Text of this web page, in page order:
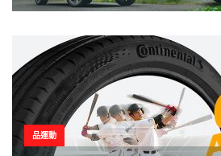
品運動